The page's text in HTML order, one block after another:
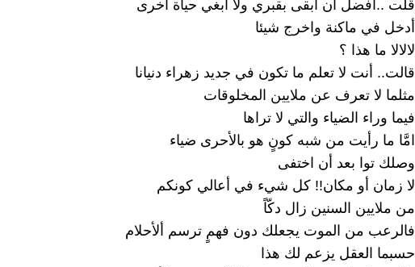
قلت ..أفضل ان ابقى بقبري ولا أبغي حياة اخرى
أدخل في ماكنة واخرج شيئا
لالالا ما هذا ؟
قالت.. أنت لا تعلم ما تكون في جديد زهراء دنيانا
مثلما لا تعرف عن ملايين المخلوقات
فيما وراء الضياء والتي لا تراها
امَّا ما رأيت من شبه كونٍ هو بالأحرى ضياء
وصلك توا بعد أن اختفى
لا زمان أو مكان!! كل شيء في أعالي كونكم
من ملايين السنين زال دكّاً
فالرعب من الموت يجعلك دون فهمٍ ترسم ألأحلام
حسبما العقل يزعم لك هذا